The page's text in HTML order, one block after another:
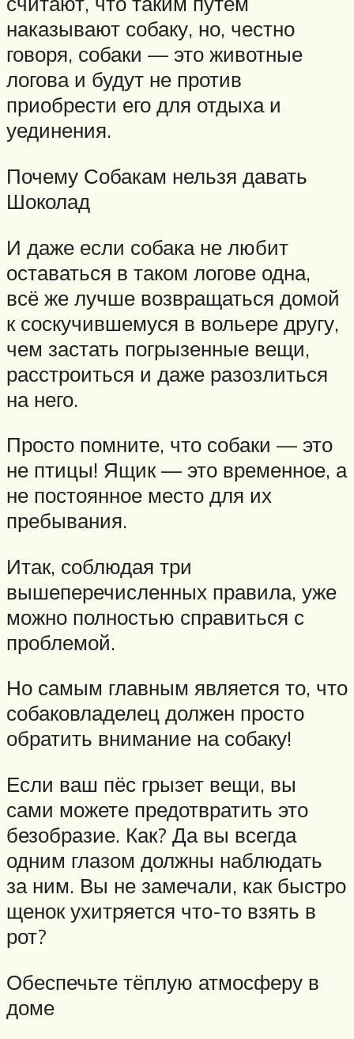
наказывают собаку, но, честно
говоря, собаки — это животные
логова и будут не против
приобрести его для отдыха и
уединения.
Почему Собакам нельзя давать
Шоколад
И даже если собака не любит
оставаться в таком логове одна,
всё же лучше возвращаться домой
к соскучившемуся в вольере другу,
чем застать погрызенные вещи,
расстроиться и даже разозлиться
на него.
Просто помните, что собаки — это
не птицы! Ящик — это временное, а
не постоянное место для их
пребывания.
Итак, соблюдая три
вышеперечисленных правила, уже
можно полностью справиться с
проблемой.
Но самым главным является то, что
собаковладелец должен просто
обратить внимание на собаку!
Если ваш пёс грызет вещи, вы
сами можете предотвратить это
безобразие. Как? Да вы всегда
одним глазом должны наблюдать
за ним. Вы не замечали, как быстро
щенок ухитряется что-то взять в
рот?
Обеспечьте тёплую атмосферу в
доме